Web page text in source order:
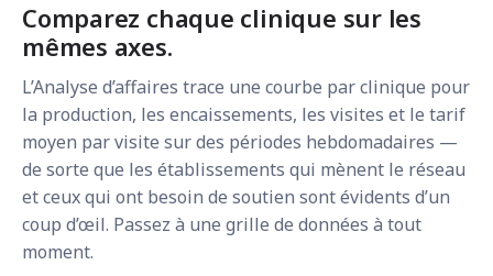
Comparez chaque clinique sur les
mêmes axes.
L’Analyse d’affaires trace une courbe par clinique pour
la production, les encaissements, les visites et le tarif
moyen par visite sur des périodes hebdomadaires —
de sorte que les établissements qui mènent le réseau
et ceux qui ont besoin de soutien sont évidents d’un
coup d’œil. Passez à une grille de données à tout
moment.